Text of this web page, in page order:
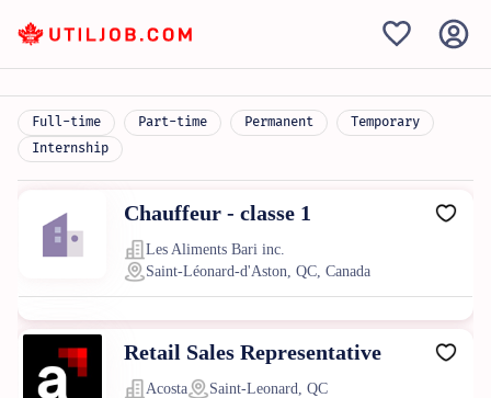
Full-time Part-time Permanent
Temporary
Internship
Chauffeur - classe 1
Les Aliments Bari inc.
Saint-Léonard-d'Aston, QC, Canada
Retail Sales Representative
Acosta Saint-Leonard, QC